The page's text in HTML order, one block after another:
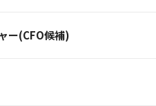
ー(CFO候補)